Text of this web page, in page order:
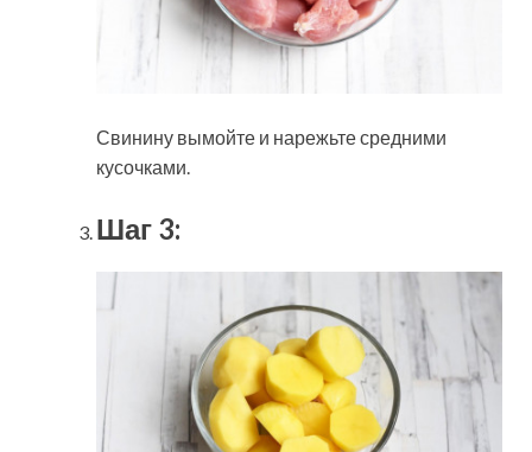
Свинину вымойте и нарежьте средними
кусочками.
Шаг 3: